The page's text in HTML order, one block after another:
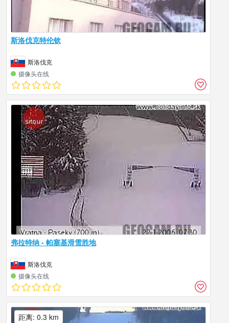
斯洛伐克特伦钦
斯洛伐克
摄像头在线
弗拉特纳 - 帕塞基滑雪胜地
斯洛伐克
摄像头在线
距离: 0.3 km